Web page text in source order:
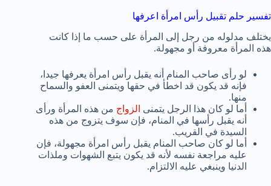
تفسير حلم تقبيل رأس امرأة اعرفها
يختلف مدلوله من رجل إلى المرأة على حسب ما إذا كانت
هذه المرأة معروفة أو مجهولة.
لو رأى صاحب المنام أنه يقبل رأس امرأة يعرفها جيدا،
فإنه قد يكون قد اخطأ في حقها ويتمنى العفو والسماح
منها.
أما لو كان هذا الرجل يتمنى الزواج من هذه المرأة ورأى
أنه يقبل رأسها في المنام، فإن سوف يتزوج من هذه
السيدة في القريب.
أما لو كان صاحب المنام يقبل رأس امرأة مجهولة، فإن
عليه مراجعة نفسه لأنه قد يكون يتبع الشهوات وملذات
الدنيا وينبغي عليه الالتزام.